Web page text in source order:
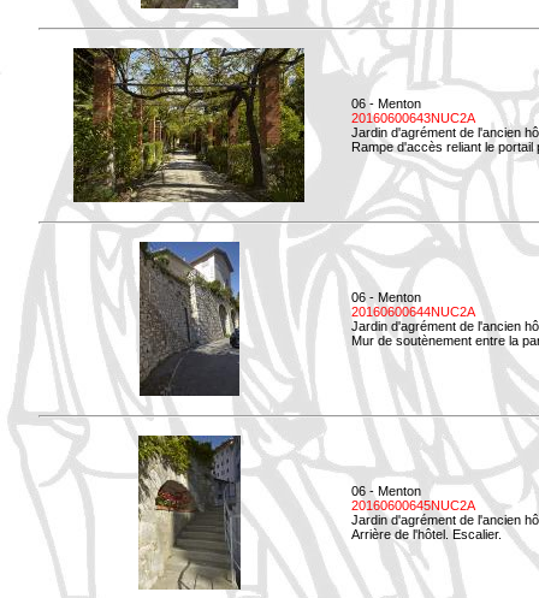
06 - Menton
20160600643NUC2A
Jardin d'agrément de l'ancien
Rampe d'accès reliant le
06 - Menton
20160600644NUC2A
Jardin d'agrément de l'ancien
Mur de soutènement entre la
06 - Menton
20160600645NUC2A
Jardin d'agrément de l'ancien
Arrière de l'hôtel. Escalier.